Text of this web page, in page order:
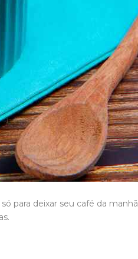
para deixar seu café da manhã